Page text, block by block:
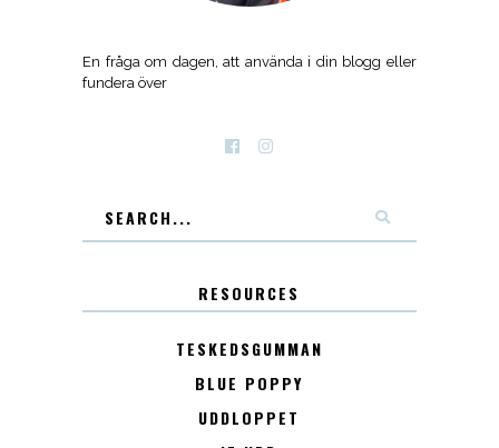
En fråga om dagen, att använda i din blogg eller
fundera över
RESOURCES
TESKEDSGUMMAN
BLUE POPPY
UDDLOPPET